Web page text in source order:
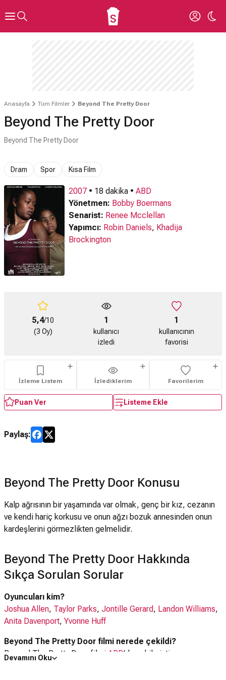
Anasayfa Tüm Filmler Beyond The Pretty Door
Beyond The Pretty Door
Beyond The Pretty Door
Dram Spor Kısa Film
2007 • 18 dakika • ABD
Yönetmen: Bobby Boermans
Senarist: Renee Mcclellan
Yapımcı: Robin Daniels, Khadija
Brockington
5,4/10
(3 Oy)
1
kullanıcı
izledi
1
kullanıcının
favorisi
İzleme Listem İzlediklerim Favorilerim
Puan Ver Listeme Ekle
Paylaş:
Beyond The Pretty Door Konusu
Kalp ağrısının bir yaşamında var olmak, genç bir kız, cezanın
ve kendi hariç korkusu ve onun ağzı bozuk annesinden onun
kardeşlerini görmezlikten gelmelidir.
Beyond The Pretty Door Hakkında
Sıkça Sorulan Sorular
Oyuncuları kim?
Joshua Allen, Taylor Parks, Jontille Gerard, Landon Williams,
Anita Davenport, Yvonne Huff
Beyond The Pretty Door filmi nerede çekildi?
Beyond The Pretty Door filmi ABD'da çekilmiştir.
Devamını Oku